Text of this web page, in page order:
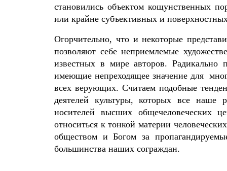
становились объектом кощунственных
или крайне субъективных и
Огорчительно, что и некоторые
позволяют себе неприемлемые
известных в мире авторов. Радикально
имеющие непреходящее значение для
всех верующих. Считаем подобные
деятелей культуры, которых все наше
носителей высших общечеловеческих
относиться к тонкой материи
обществом и Богом за
большинства наших сограждан.